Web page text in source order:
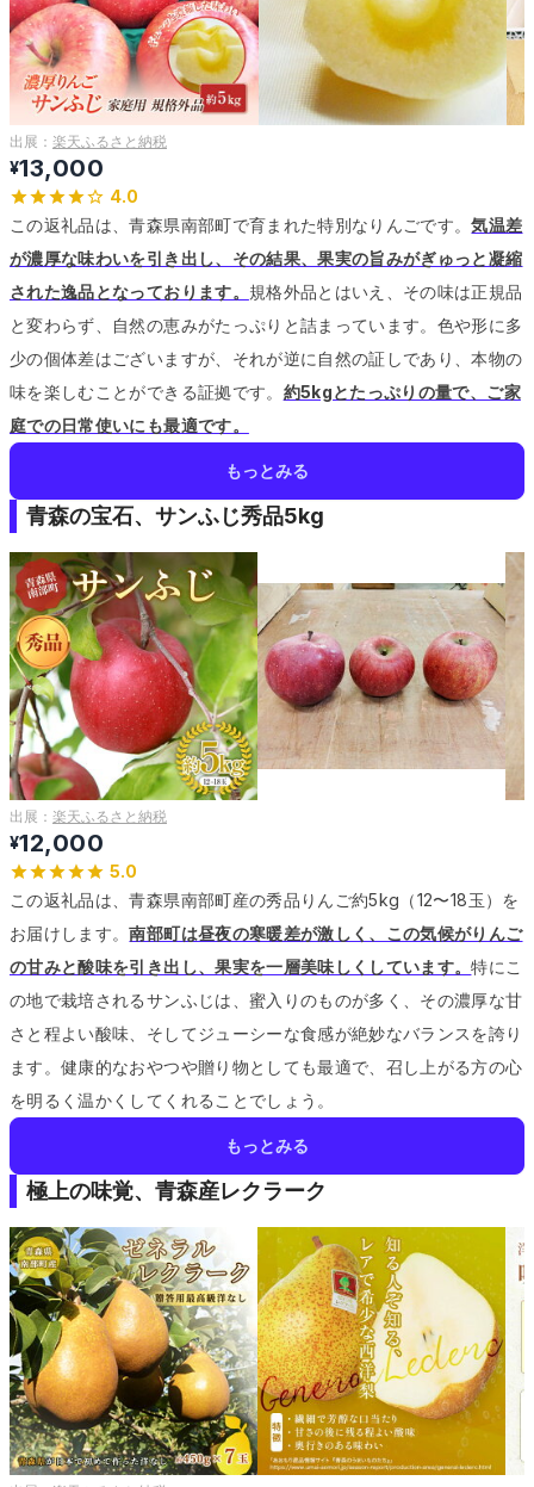
出展： 楽天ふるさと納税
¥13,000
4.0
この返礼品は、青森県南部町で育まれた特別なりんごです。気温差
が濃厚な味わいを引き出し、その結果、果実の旨みがぎゅっと凝縮
された逸品となっております。 規格外品とはいえ、その味は正規品
と変わらず、自然の恵みがたっぷりと詰まっています。 色や形に多
少の個体差はございますが、それが逆に自然の証しであり、本物の
味を楽しむことができる証拠です。 約5kgとたっぷりの量で、ご家
庭での日常使いにも最適です。
もっとみる
青森の宝石、サンふじ秀品5kg
出展： 楽天ふるさと納税
¥12,000
5.0
この返礼品は、青森県南部町産の秀品りんご約5kg（12〜18玉）を
お届けします。南部町は昼夜の寒暖差が激しく、この気候がりんご
の甘みと酸味を引き出し、果実を一層美味しくしています。特にこ
の地で栽培されるサンふじは、蜜入りのものが多く、その濃厚な甘
さと程よい酸味、そしてジューシーな食感が絶妙なバランスを誇り
ます。健康的なおやつや贈り物としても最適で、召し上がる方の心
を明るく温かくしてくれることでしょう。
もっとみる
極上の味覚、青森産レクラーク